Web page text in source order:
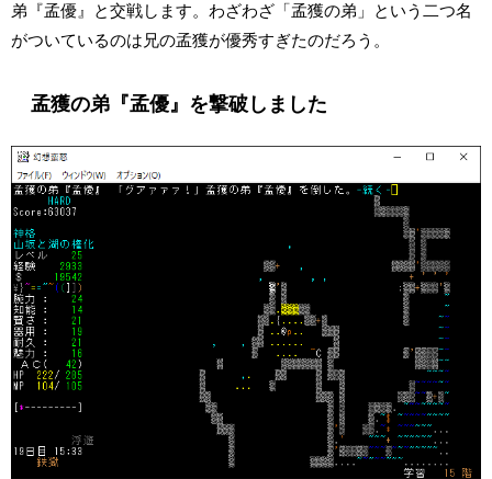
弟『孟優』と交戦します。わざわざ「孟獲の弟」という二つ名
がついているのは兄の孟獲が優秀すぎたのだろう。
孟獲の弟『孟優』を撃破しました